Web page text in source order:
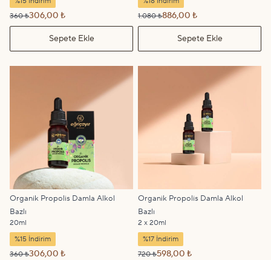
360 ₺306,00 ₺
Sepete Ekle
1.080 ₺886,00 ₺
Sepete Ekle
Organik Propolis Damla Alkol
Bazlı
20ml
%15 İndirim
360 ₺306,00 ₺
Organik Propolis Damla Alkol
Bazlı
2 x 20ml
%17 İndirim
720 ₺598,00 ₺